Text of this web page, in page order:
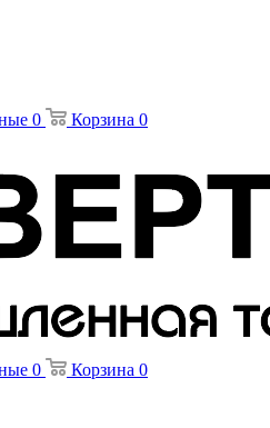
0 Корзина 0
0 Корзина 0